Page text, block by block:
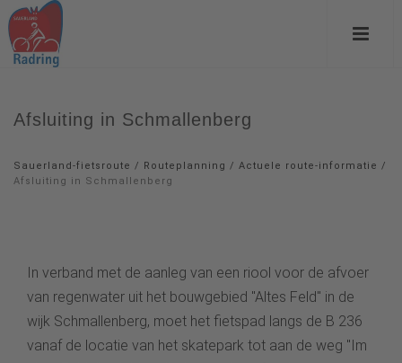
Afsluiting in Schmallenberg
Sauerland-fietsroute / Routeplanning / Actuele route-informatie /
Afsluiting in Schmallenberg
In verband met de aanleg van een riool voor de afvoer
van regenwater uit het bouwgebied "Altes Feld" in de
wijk Schmallenberg, moet het fietspad langs de B 236
vanaf de locatie van het skatepark tot aan de weg "Im